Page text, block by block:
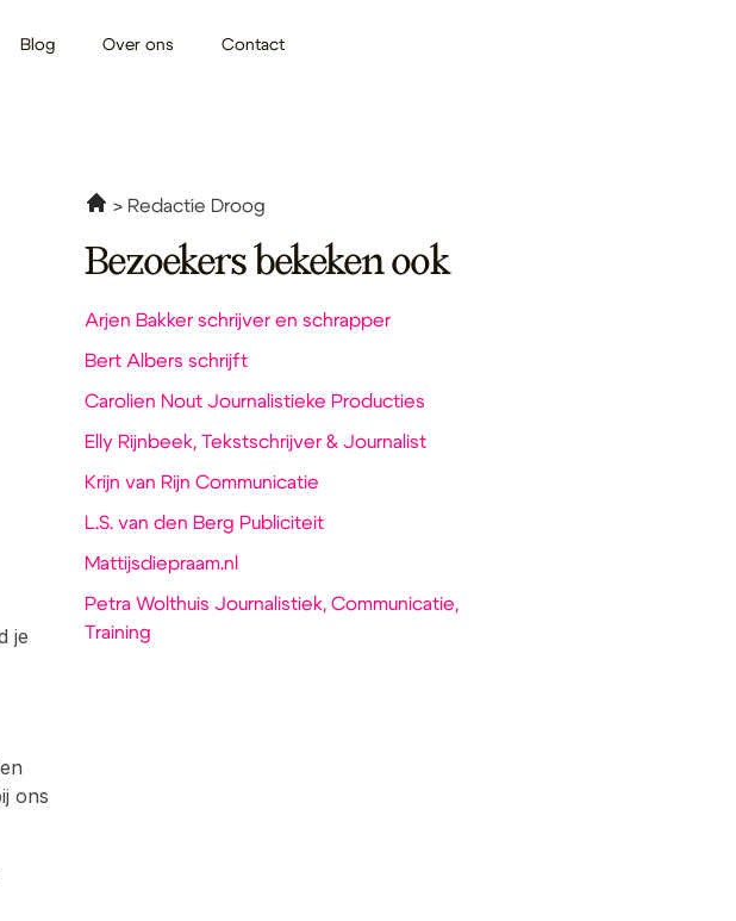
Blog Over ons Contact
je
ons
Redactie Droog
Bezoekers bekeken ook
Arjen Bakker schrijver en schrapper
Bert Albers schrijft
Carolien Nout Journalistieke Producties
Elly Rijnbeek, Tekstschrijver & Journalist
Krijn van Rijn Communicatie
L.S. van den Berg Publiciteit
Mattijsdiepraam.nl
Petra Wolthuis Journalistiek, Communicatie,
Training